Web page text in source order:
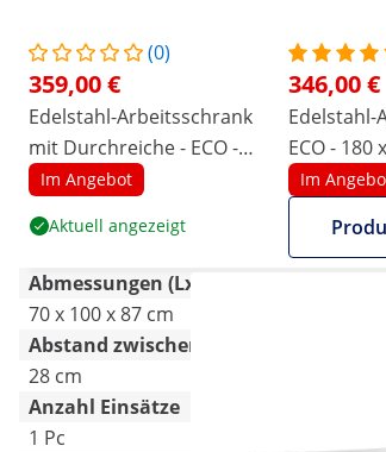
(0)
359,00 €
Edelstahl-Arbeitsschrank
mit Durchreiche - ECO -
100 x 70 cm - 500 kg -
Im Angebot
Aktuell angezeigt
346,00 €
Edelstahl-
ECO - 180
Catering
Im
Abmessungen (LxBxH)
70 x 100 x 87 cm
Abstand zwischen den Ablagen
28 cm
Anzahl Einsätze
1 Pc